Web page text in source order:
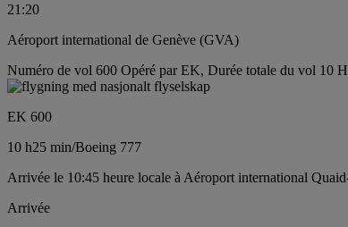
21:20
Aéroport international de Genève (GVA)
Numéro de vol 600 Opéré par EK, Durée totale du vol 10
EK 600
10 h25 min/Boeing 777
Arrivée le 10:45 heure locale à Aéroport international
Arrivée